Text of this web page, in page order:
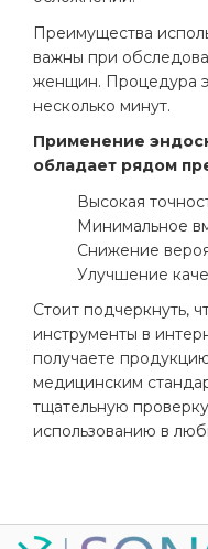
Преимущества
важны при
женщин. Процедура
несколько минут.
Применение
обладает рядом
Высокая
Минимальное
Снижение
Улучшение
Стоит подчеркнуть,
инструменты в
получаете
медицинским
тщательную
использованию в